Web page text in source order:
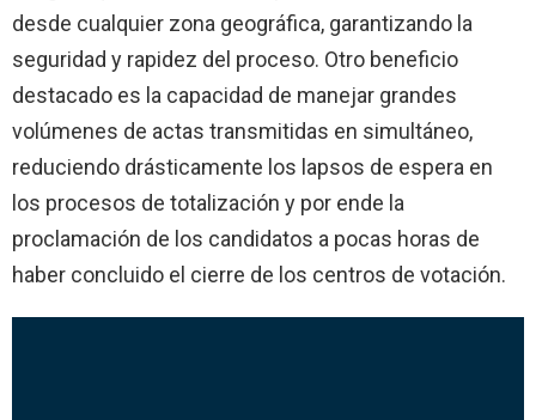
desde cualquier zona geográfica, garantizando la
seguridad y rapidez del proceso. Otro beneficio
destacado es la capacidad de manejar grandes
volúmenes de actas transmitidas en simultáneo,
reduciendo drásticamente los lapsos de espera en
los procesos de totalización y por ende la
proclamación de los candidatos a pocas horas de
haber concluido el cierre de los centros de votación.